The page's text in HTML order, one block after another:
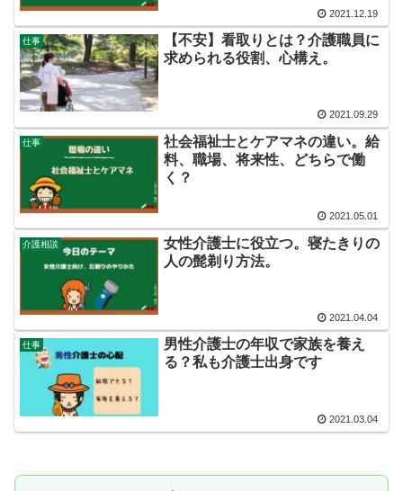
2021.12.19
仕事
【不安】看取りとは？介護職員に
求められる役割、心構え。
2021.09.29
仕事
社会福祉士とケアマネの違い。給
料、職場、将来性、どちらで働
く？
2021.05.01
介護相談
女性介護士に役立つ。寝たきりの
人の髭剃り方法。
2021.04.04
仕事
男性介護士の年収で家族を養え
る？私も介護士出身です
2021.03.04